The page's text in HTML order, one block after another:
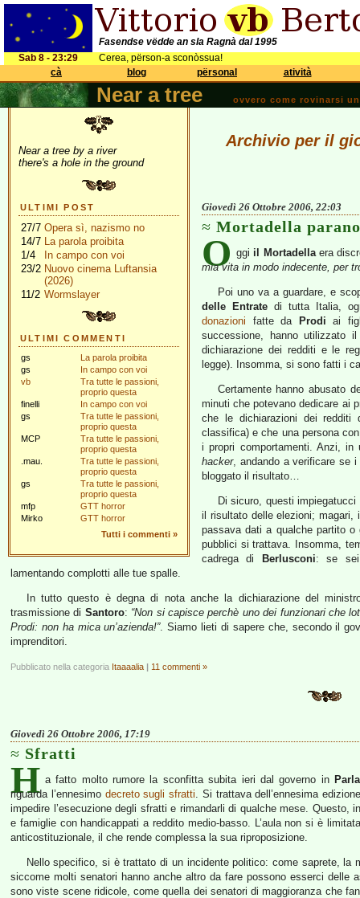
Fasendse vëdde an sla Ragnà dal 1995
Sab 8 - 23:29
Cerea, përson-a sconòssua!
cà
blog përsonal atività
Near a tree ovvero come rovinarsi
Near a tree by a river
there's a hole in the ground
ULTIMI POST
27/7 Opera sì, nazismo no
14/7 La parola proibita
1/4
In campo con voi
23/2 Nuovo cinema Luftansia
(2026)
11/2 Wormslayer
ULTIMI COMMENTI
gs
La parola proibita
gs
In campo con voi
vb
Tra tutte le passioni,
proprio questa
finelli
In campo con voi
gs
Tra tutte le passioni,
proprio questa
MCP
Tra tutte le passioni,
proprio questa
.mau.
Tra tutte le passioni,
proprio questa
gs
Tra tutte le passioni,
proprio questa
mfp
GTT horror
Mirko
GTT horror
Tutti i commenti »
Archivio per il
Giovedì 26 Ottobre 2006, 22:03
Mortadella
O ggi il Mortadellaera
mia vita in modo indecente, per
Poi uno va a guardare, e
delle Entrate di tutta Italia,
donazioni fatte da Prodi ai
successione, hanno utilizzato
dichiarazione dei redditi e le
legge). Insomma, si sono fatti i
Certamente hanno abusato
minuti che potevano dedicare ai
che le dichiarazioni dei redditi
classifica) e che una persona
i propri comportamenti. Anzi, in
hacker, andando a verificare se
bloggato il risultato…
Di sicuro, questi impiegatucci
il risultato delle elezioni;
passava dati a qualche partito
pubblici si trattava. Insomma,
cadrega di
Berlusconi: se sei
lamentando complotti alle tue spalle.
In tutto questo è degna di nota anche la dichiarazione del
trasmissione di Santoro: “Non si capisce perchè uno dei funzionari che
Prodi: non ha mica un’azienda!”. Siamo lieti di sapere che, secondo il
imprenditori.
Pubblicato nella categoria Itaaaalia | 11 commenti »
Giovedì 26 Ottobre 2006, 17:19
Sfratti
H a fatto molto rumore la sconfitta subita ieri dal governo in
riguarda l’ennesimo decreto sugli sfratti. Si trattava dell’ennesima
impedire l’esecuzione degli sfratti e rimandarli di qualche mese. Questo,
e famiglie con handicappati a reddito medio-basso. L’aula non si è
anticostituzionale, il che rende complessa la sua riproposizione.
Nello specifico, si è trattato di un incidente politico: come saprete, la
siccome molti senatori hanno anche altro da fare possono esserci delle
sono viste scene ridicole, come quella dei senatori di maggioranza che